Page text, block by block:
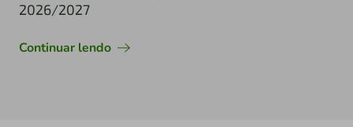
2026/2027
Continuar lendo